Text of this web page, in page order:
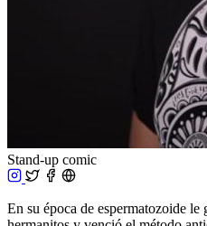
Stand-up comic
En su época de espermatozoide le